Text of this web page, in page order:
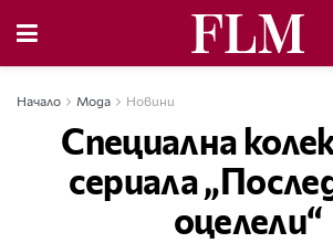
Начало Мода Новини
Специална
сериала
оцелели“